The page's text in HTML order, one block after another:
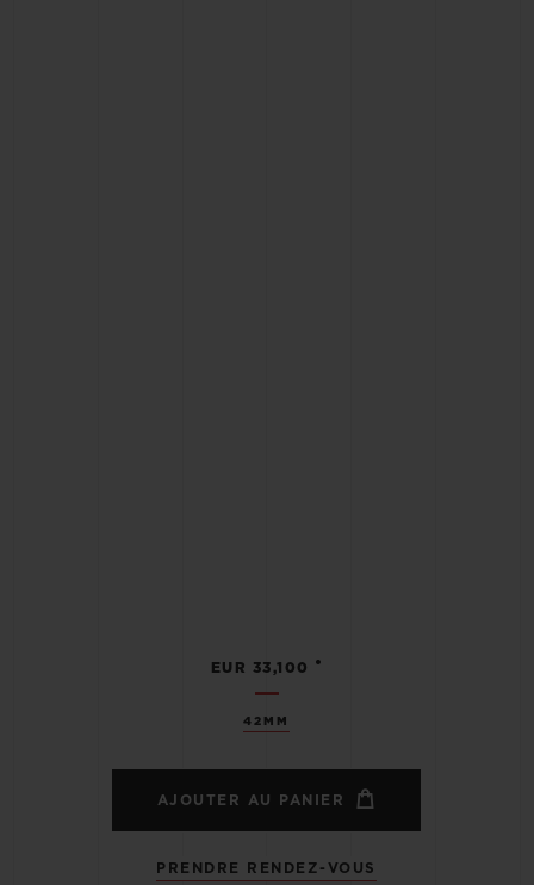
42MM
EUR 33,100 •
AJOUTER AU PANIER
PRENDRE RENDEZ-VOUS